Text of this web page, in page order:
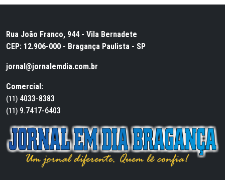
Rua João Franco, 944 - Vila Bernadete
CEP: 12.906-000 - Bragança Paulista - SP
jornal@jornalemdia.com.br
Comercial:
(11) 4033-8383
(11) 9.7417-6403